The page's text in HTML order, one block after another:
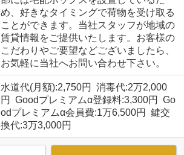
め、好きなタイミングで荷物を受け取る
ことができます。当社スタッフが地域の
賃貸情報をご提供いたします。お客様の
こだわりやご要望などございましたら、
お気軽に当社へお問い合わせ下さい。
水道代(月額):2,750円 消毒代:2万2,000
円 Goodプレミアムα登録料:3,300円 Go
odプレミアムα会員費:1万6,500円 鍵交
換代:3万3,000円